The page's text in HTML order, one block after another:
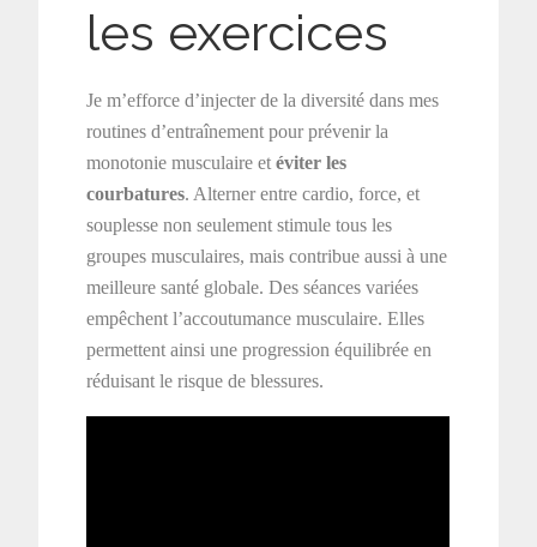
les exercices
Je m’efforce d’injecter de la diversité dans mes
routines d’entraînement pour prévenir la
monotonie musculaire etéviter les
courbatures. Alterner entre cardio, force, et
souplesse non seulement stimule tous les
groupes musculaires, mais contribue aussi à une
meilleure santé globale. Des séances variées
empêchent l’accoutumance musculaire. Elles
permettent ainsi une progression équilibrée en
réduisant le risque de blessures.